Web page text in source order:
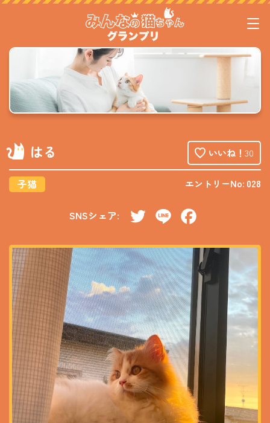
はる いいね！ 30
子猫 エントリーNo: 028
SNSシェア: TwitterLine